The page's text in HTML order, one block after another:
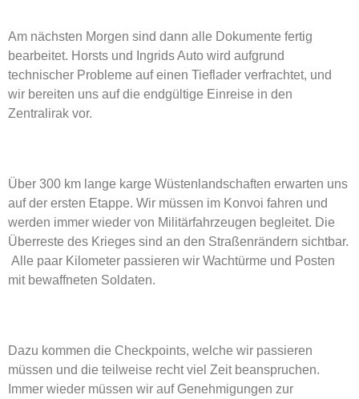
Am nächsten Morgen sind dann alle Dokumente fertig
bearbeitet. Horsts und Ingrids Auto wird aufgrund
technischer Probleme auf einen Tieflader verfrachtet, und
wir bereiten uns auf die endgültige Einreise in den
Zentralirak vor.
Über 300 km lange karge Wüstenlandschaften erwarten uns
auf der ersten Etappe. Wir müssen im Konvoi fahren und
werden immer wieder von Militärfahrzeugen begleitet. Die
Überreste des Krieges sind an den Straßenrändern sichtbar.
Alle paar Kilometer passieren wir Wachtürme und Posten
mit bewaffneten Soldaten.
Dazu kommen die Checkpoints, welche wir passieren
müssen und die teilweise recht viel Zeit beanspruchen.
Immer wieder müssen wir auf Genehmigungen zur